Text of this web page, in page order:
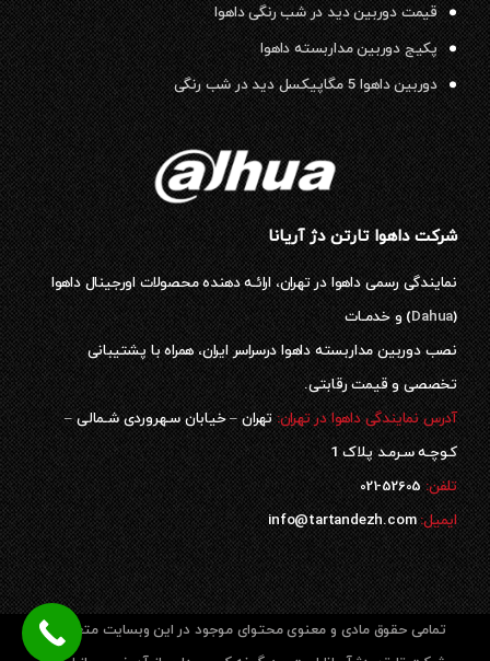
قیمت دوربین دید در شب رنگی داهوا
پکیج دوربین مداربسته داهوا
دوربین داهوا 5 مگاپیکسل دید در شب رنگی
شرکت داهوا تارتن دژ آریانا
نمایندگی رسمی داهوا در تهران، ارائـه دهنده محصولات اورجینال داهوا
(
Dahua) و خدمـات
نصب دوربین مداربسته داهوا درسراسر ایران، همراه با پشتیبانی
تخصصی و قیمت رقابتی.
آدرس نمایندگی داهوا در تهران:تهران – خیابان سـهروردی شـمالی –
کـوچـه سـرمـد پلاک 1
تلفن:52605-021
ایمیل:info@tartandezh.com
تمامی حقوق مادی و معنوی محتوای موجود در این وبسایت متعلق به